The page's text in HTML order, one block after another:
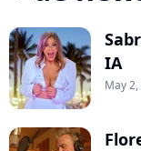
IA
May